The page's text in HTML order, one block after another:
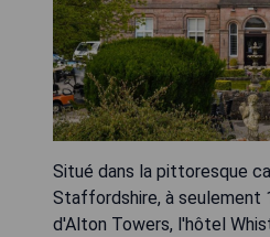
Situé dans la pittoresque
Staffordshire, à seulement
d'Alton Towers, l'hôtel